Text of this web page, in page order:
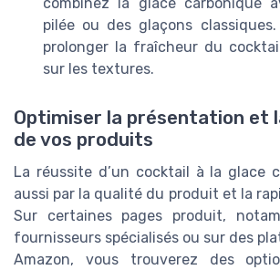
pilée ou des glaçons
prolonger la fraîcheur du
sur les textures.
Optimiser la présentation et
de vos produits
La réussite d’un cocktail à la glace
aussi par la qualité du produit et la
Sur certaines pages produit,
fournisseurs spécialisés ou sur des
Amazon, vous trouverez des